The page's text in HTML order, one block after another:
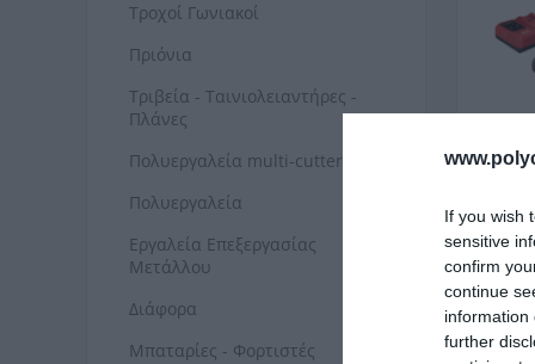
If you wish
sensitive
confirm
continue
information
further
Τροχοί Γωνιακοί
Πριόνια
Τριβεία - Ταινιολειαντήρες -
Πλάνες
Πολυεργαλεία multi-cutter
Πολυεργαλεία
Εργαλεία Επεξεργασίας
Μετάλλου
Διάφορα
Μπαταρίες - Φορτιστές